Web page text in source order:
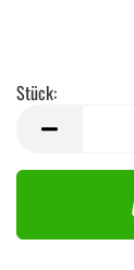
Stück: